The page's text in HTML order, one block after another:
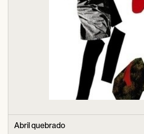
Abril quebrado